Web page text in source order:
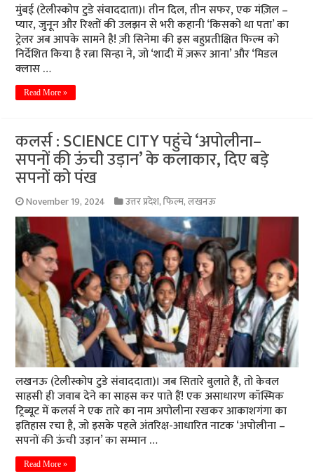
मुंबई (टेलीस्कोप टुडे संवाददाता)। तीन दिल, तीन सफर, एक मंज़िल –
प्यार, जुनून और रिश्तों की उलझन से भरी कहानी ‘किसको था पता’ का
ट्रेलर अब आपके सामने है! ज़ी सिनेमा की इस बहुप्रतीक्षित फिल्म को
निर्देशित किया है रत्ना सिन्हा ने, जो ‘शादी में ज़रूर आना’ और ‘मिडल
क्लास …
Read More »
कलर्स : SCIENCE CITY पहुंचे ‘अपोलीना–
सपनों की ऊंची उड़ान’ के कलाकार, दिए बड़े
सपनों को पंख
November 19, 2024 उत्तर प्रदेश,फिल्म,लखनऊ
लखनऊ (टेलीस्कोप टुडे संवाददाता)। जब सितारे बुलाते हैं, तो केवल
साहसी ही जवाब देने का साहस कर पाते हैं! एक असाधारण कॉस्मिक
ट्रिब्यूट में कलर्स ने एक तारे का नाम अपोलीना रखकर आकाशगंगा का
इतिहास रचा है, जो इसके पहले अंतरिक्ष-आधारित नाटक ‘अपोलीना –
सपनों की ऊंची उड़ान’ का सम्मान …
Read More »